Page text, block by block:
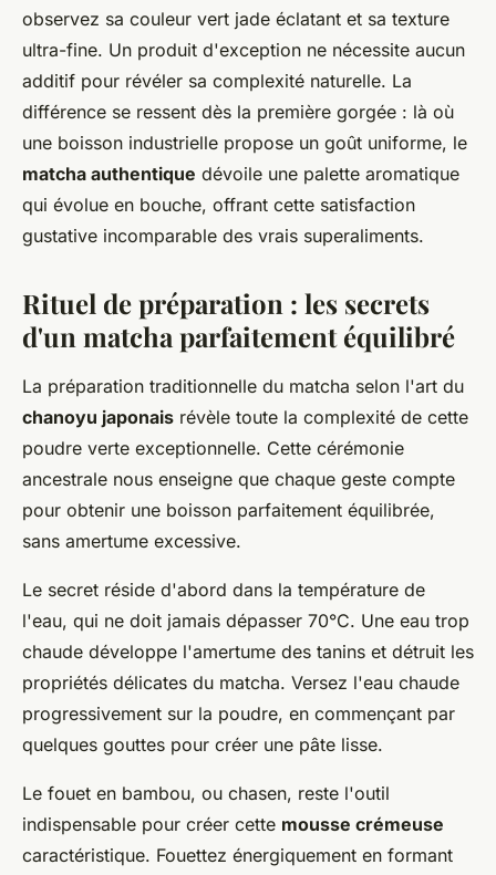
observez sa couleur vert jade éclatant et sa texture
ultra-fine. Un produit d'exception ne nécessite aucun
additif pour révéler sa complexité naturelle. La
différence se ressent dès la première gorgée : là où
une boisson industrielle propose un goût uniforme, le
matcha authentique dévoile une palette aromatique
qui évolue en bouche, offrant cette satisfaction
gustative incomparable des vrais superaliments.
Rituel de préparation : les secrets
d'un matcha parfaitement équilibré
La préparation traditionnelle du matcha selon l'art du
chanoyu japonais révèle toute la complexité de cette
poudre verte exceptionnelle. Cette cérémonie
ancestrale nous enseigne que chaque geste compte
pour obtenir une boisson parfaitement équilibrée,
sans amertume excessive.
Le secret réside d'abord dans la température de
l'eau, qui ne doit jamais dépasser 70°C. Une eau trop
chaude développe l'amertume des tanins et détruit les
propriétés délicates du matcha. Versez l'eau chaude
progressivement sur la poudre, en commençant par
quelques gouttes pour créer une pâte lisse.
Le fouet en bambou, ou chasen, reste l'outil
indispensable pour créer cette mousse crémeuse
caractéristique. Fouettez énergiquement en formant